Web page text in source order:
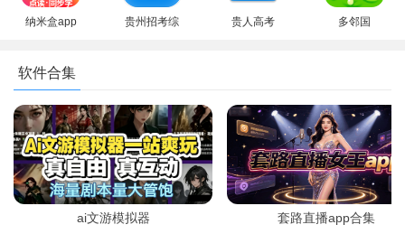
纳米盒app
贵州招考综
贵人高考
多邻国
软件合集
ai文游模拟器 套路直播app合集